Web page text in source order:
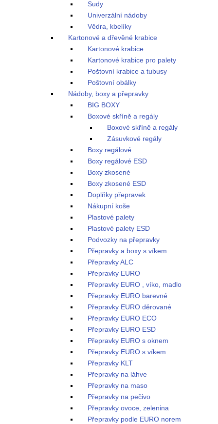
Sudy
Univerzální nádoby
Vědra, kbelíky
Kartonové a dřevěné krabice
Kartonové krabice
Kartonové krabice pro palety
Poštovní krabice a tubusy
Poštovní obálky
Nádoby, boxy a přepravky
BIG BOXY
Boxové skříně a regály
Boxové skříně a regály
Zásuvkové regály
Boxy regálové
Boxy regálové ESD
Boxy zkosené
Boxy zkosené ESD
Doplňky přepravek
Nákupní koše
Plastové palety
Plastové palety ESD
Podvozky na přepravky
Přepravky a boxy s víkem
Přepravky ALC
Přepravky EURO
Přepravky EURO , víko, madlo
Přepravky EURO barevné
Přepravky EURO děrované
Přepravky EURO ECO
Přepravky EURO ESD
Přepravky EURO s oknem
Přepravky EURO s víkem
Přepravky KLT
Přepravky na láhve
Přepravky na maso
Přepravky na pečivo
Přepravky ovoce, zelenina
Přepravky podle EURO norem